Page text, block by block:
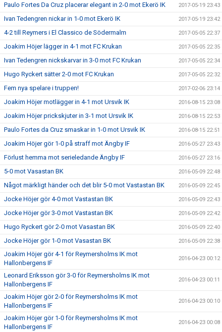
Paulo Fortes Da Cruz placerar elegant in 2-0 mot Ekerö IK 2017-05-19 23:43
Ivan Tedengren nickar in 1-0 mot Ekerö IK 2017-05-19 23:42
4-2 till Reymers i El Classico de Södermalm 2017-05-05 22:37
Joakim Höjer lägger in 4-1 mot FC Krukan 2017-05-05 22:35
Ivan Tedengren nickskarvar in 3-0 mot FC Krukan 2017-05-05 22:34
Hugo Ryckert sätter 2-0 mot FC Krukan 2017-05-05 22:32
Fem nya spelare i truppen! 2017-02-06 23:14
Joakim Höjer motlägger in 4-1 mot Ursvik IK 2016-08-15 23:08
Joakim Höjer prickskjuter in 3-1 mot Ursvik IK 2016-08-15 22:53
Paulo Fortes da Cruz smaskar in 1-0 mot Ursvik IK 2016-08-15 22:51
Joakim Höjer gör 1-0 på straff mot Ängby IF 2016-05-27 23:43
Förlust hemma mot serieledande Ängby IF 2016-05-27 23:16
5-0 mot Vasastan BK 2016-05-09 22:48
Något märkligt händer och det blir 5-0 mot Vastastan BK 2016-05-09 22:45
Jocke Höjer gör 4-0 mot Vastastan BK 2016-05-09 22:43
Jocke Höjer gör 3-0 mot Vastastan BK 2016-05-09 22:42
Hugo Ryckert gör 2-0 mot Vasastan BK 2016-05-09 22:40
Jocke Höjer gör 1-0 mot Vasastan BK 2016-05-09 22:38
Joakim Höjer gör 4-1 för Reymersholms IK mot
Hallonbergens IF
2016-04-23 00:12
Leonard Eriksson gör 3-0 för Reymersholms IK mot
Hallonbergens IF
2016-04-23 00:11
Joakim Höjer gör 2-0 för Reymersholms IK mot
Hallonbergens IF
2016-04-23 00:10
Joakim Höjer gör 1-0 för Reymersholms IK mot
Hallonbergens IF
2016-04-23 00:08